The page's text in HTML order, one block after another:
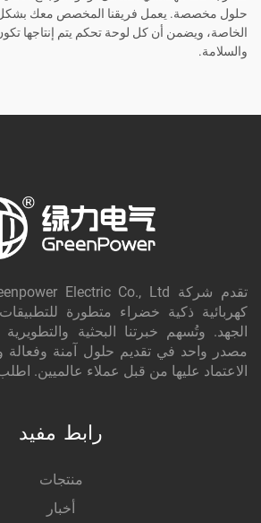
حلول مخصصة. يعمل فريقنا المخصص معك بشكل
الخاصة، ويضمن أن كل لوحة تحكم يتم إنتاجها
والسلامة.
كهربائية ذكية خضراء متطورة
الجهد. وتُسهم خبرتنا البحثية
مصدر واحد في تقديم حلول آمنة وفعالة
الاعتماد عليها من قبل عملاء عالميين.
رابط مفيد
منتجات
أخبار